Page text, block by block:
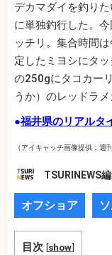
デカマダイを釣り
に単独釣行した。
ッチリ。集合時間
定したミヨシにタ
の250gにタコカー
うか）のレッドラメ
●福井県のリアルタ
（アイキャッチ画像提供：週
TSURINEWS
オフショア
目次 [show]